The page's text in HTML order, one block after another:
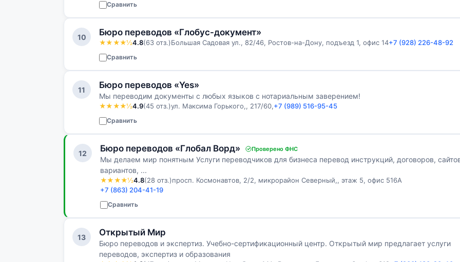
Сравнить
10 Бюро переводов «Глобус-документ»
★★★★½4.8(63 отз.)Большая Садовая ул., 82/46, Ростов-на-Дону, подъезд 1, офис 14+7 (928) 226-48-92
Сравнить
11 Бюро переводов «Yes»
Мы переводим документы с любых языков с нотариальным заверением!
★★★★½4.9(45 отз.)ул. Максима Горького,, 217/60,+7 (989) 516-95-45
Сравнить
12 Бюро переводов «Глобал Ворд» Проверено ФНС
Мы делаем мир понятным Услуги переводчиков для бизнеса перевод инструкций, договоров,
вариантов, ...
★★★★½4.8(28 отз.)просп. Космонавтов, 2/2, микрорайон Северный,, этаж 5, офис 516А
+7 (863) 204-41-19
Сравнить
13 Открытый Мир
Бюро переводов и экспертиз. Учебно-сертификационный центр. Открытый мир предлагает услуги
переводов, экспертиз и образования